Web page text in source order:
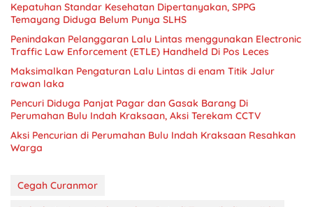
Kepatuhan Standar Kesehatan Dipertanyakan, SPPG
Temayang Diduga Belum Punya SLHS
Penindakan Pelanggaran Lalu Lintas menggunakan Electronic
Traffic Law Enforcement (ETLE) Handheld Di Pos Leces
Maksimalkan Pengaturan Lalu Lintas di enam Titik Jalur
rawan laka
Pencuri Diduga Panjat Pagar dan Gasak Barang Di
Perumahan Bulu Indah Kraksaan, Aksi Terekam CCTV
Aksi Pencurian di Perumahan Bulu Indah Kraksaan Resahkan
Warga
Cegah Curanmor